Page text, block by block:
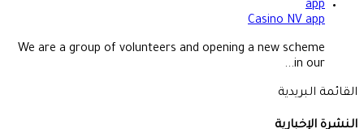
Casino NV app
We are a group of volunteers and opening a new scheme
in our...
القائمة البريدية
النشرة الإخبارية